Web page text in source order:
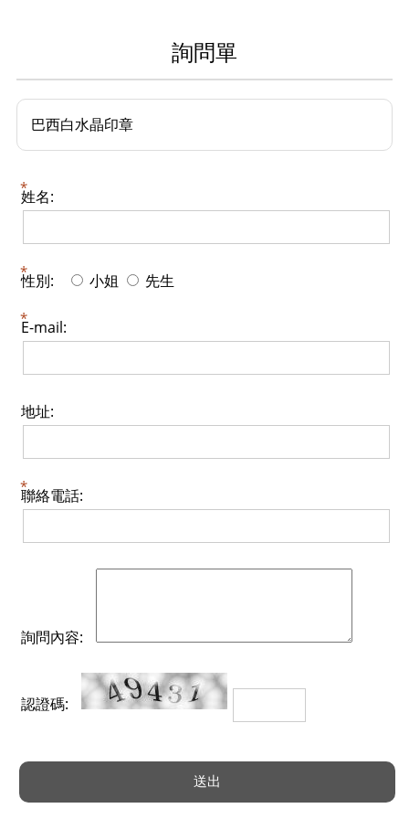
詢問單
巴西白水晶印章
姓名:
性別: 小姐 先生
E-mail:
地址:
聯絡電話:
詢問內容:
認證碼: